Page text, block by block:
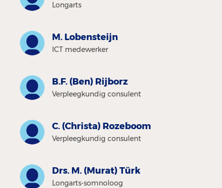
Longarts
M. Lobensteijn
ICT medewerker
B.F. (Ben) Rijborz
Verpleegkundig consulent
C. (Christa) Rozeboom
Verpleegkundig consulent
Drs. M. (Murat) Türk
Longarts-somnoloog